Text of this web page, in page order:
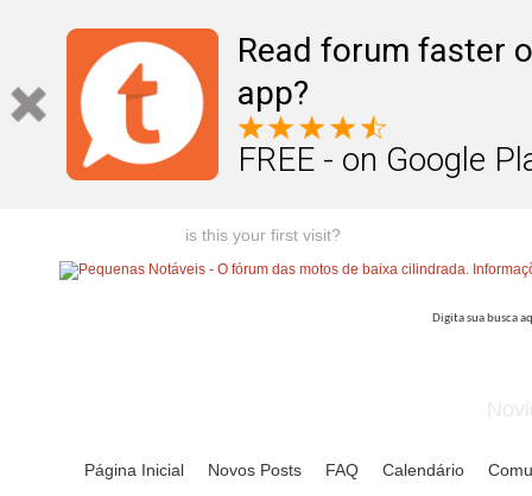
Read forum faster
app?
FREE - on Google
is this your first visit?
Página Inicial Novos Posts FAQ Calendário